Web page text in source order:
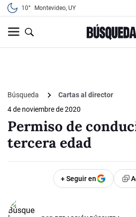
10° Montevideo, UY
Búsqueda
Cartas al director
4 de noviembre de 2020
Permiso de
tercera edad
+ Seguir en